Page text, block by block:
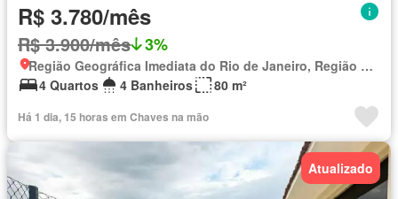
R$ 3.780/mês
R$ 3.900/mês 3%
Região Geográfica Imediata do Rio de Janeiro, Região Metropolitana do Rio de Janeiro
4 Quartos
4 Banheiros 80 m²
Há 1 dia, 15 horas em Chaves na mão
Atualizado